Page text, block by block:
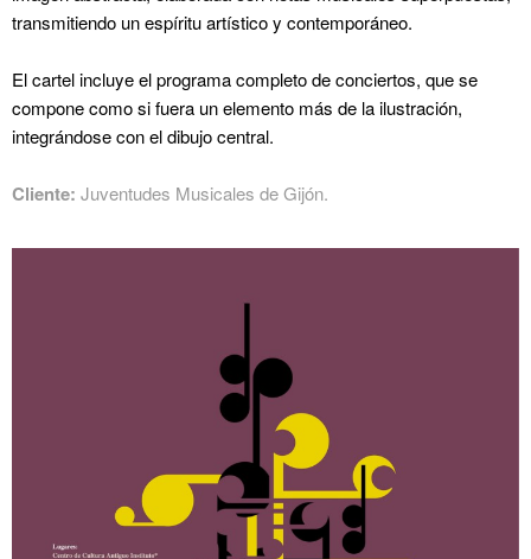
transmitiendo un espíritu artístico y contemporáneo.
El cartel incluye el programa completo de conciertos, que se
compone como si fuera un elemento más de la ilustración,
integrándose con el dibujo central.
Cliente: Juventudes Musicales de Gijón.